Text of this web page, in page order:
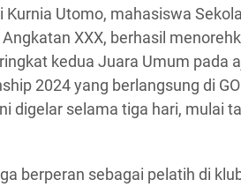
Kurnia Utomo, mahasiswa
XXX, berhasil
kedua Juara Umum pada
2024 yang berlangsung di
digelar selama tiga hari, mulai
berperan sebagai pelatih di